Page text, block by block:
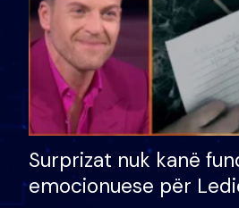
Surprizat nuk kanë
emocionuese për